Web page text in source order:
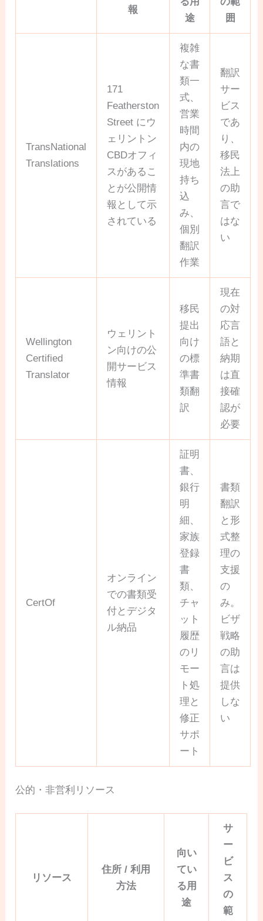
報
途
囲
TransNational
Translations
171
Featherston
Street にウ
ェリントン
CBDオフィ
スがあるこ
とが公開情
報として示
されている
複雑
な書
類一
式、
営業
時間
内の
現地
持ち
込
み、
個別
翻訳
作業
翻訳
サー
ビス
であ
り、
移民
法上
の助
言で
はな
い
Wellington
Certified
Translator
ウェリント
ン向けの公
開サービス
情報
移民
提出
向け
の標
準書
類翻
訳
現在
の対
応言
語と
納期
は直
接確
認が
必要
CertOf
オンライン
での書類受
付とデジタ
ル納品
証明
書、
銀行
明
細、
家族
登録
書
類、
チャ
ット
履歴
のリ
モー
ト処
理と
修正
サポ
ート
書類
翻訳
と形
式整
理の
支援
の
み。
ビザ
戦略
の助
言は
提供
しな
い
公的・非営利リソース
リソース
住所 / 利用
方法
向い
てい
る用
途
サ
ー
ビ
ス
の
範